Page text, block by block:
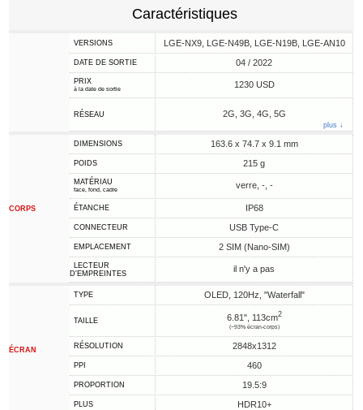
Caractéristiques
VERSIONS LGE-NX9, LGE-N49B, LGE-N19B, LGE-AN10
DATE DE SORTIE 04 / 2022
PRIX
à la date de sortie 1230 USD
RÉSEAU 2G, 3G, 4G, 5G
plus ↓
CORPS
DIMENSIONS 163.6 x 74.7 x 9.1 mm
POIDS 215 g
MATÉRIAU
face, fond, cadre verre, -, -
ÉTANCHE IP68
CONNECTEUR USB Type-C
EMPLACEMENT 2 SIM (Nano-SIM)
LECTEUR
D'EMPREINTES
il n'y a pas
ÉCRAN
TYPE OLED, 120Hz, "Waterfall"
TAILLE 6.81", 113cm2
(~93% écran-corps)
RÉSOLUTION 2848x1312
PPI 460
PROPORTION 19.5:9
PLUS HDR10+